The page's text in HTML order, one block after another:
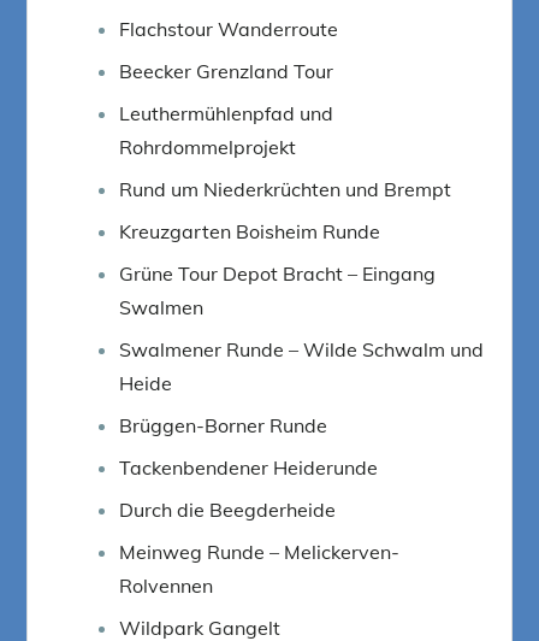
Flachstour Wanderroute
Beecker Grenzland Tour
Leuthermühlenpfad und
Rohrdommelprojekt
Rund um Niederkrüchten und Brempt
Kreuzgarten Boisheim Runde
Grüne Tour Depot Bracht – Eingang
Swalmen
Swalmener Runde – Wilde Schwalm und
Heide
Brüggen-Borner Runde
Tackenbendener Heiderunde
Durch die Beegderheide
Meinweg Runde – Melickerven-
Rolvennen
Wildpark Gangelt